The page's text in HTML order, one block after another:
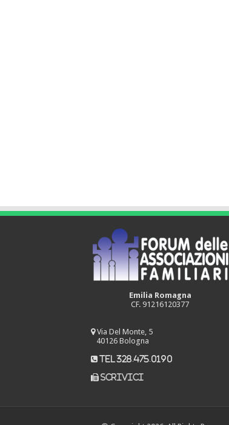
Emilia Romagna
CF. 91216120377
Via Del Monte, 5
40126 Bologna
tel 328.475.0190
scrivici